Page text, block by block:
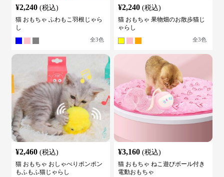
¥2,240 (税込)
猫 おもちゃ ふわもこ羽根じゃら
し
全3色
¥2,240 (税込)
猫 おもちゃ 果物畑のお散歩猫じ
ゃらし
全3色
¥2,460 (税込)
猫 おもちゃ おしゃべりポンポン
もふもふ猫じゃらし
¥3,160 (税込)
猫 おもちゃ ねこ遊びボール付き
電動おもちゃ